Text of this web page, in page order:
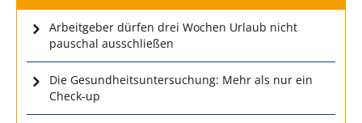
Arbeitgeber dürfen drei Wochen Urlaub nicht
pauschal ausschließen
Die Gesundheitsuntersuchung: Mehr als nur ein
Check-up